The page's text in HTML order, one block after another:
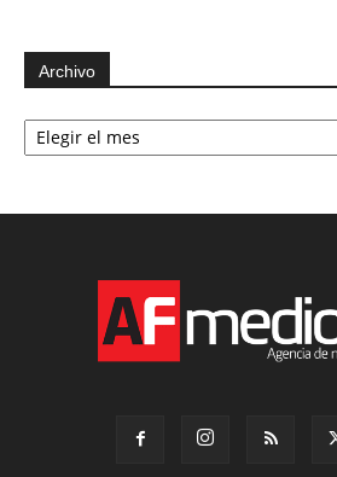
Archivo
Archivo